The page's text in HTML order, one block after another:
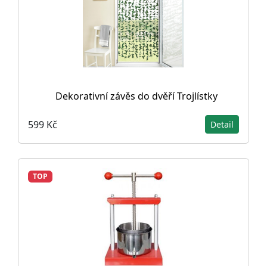
Dekorativní závěs do dvěří Trojlístky
599 Kč Detail
TOP